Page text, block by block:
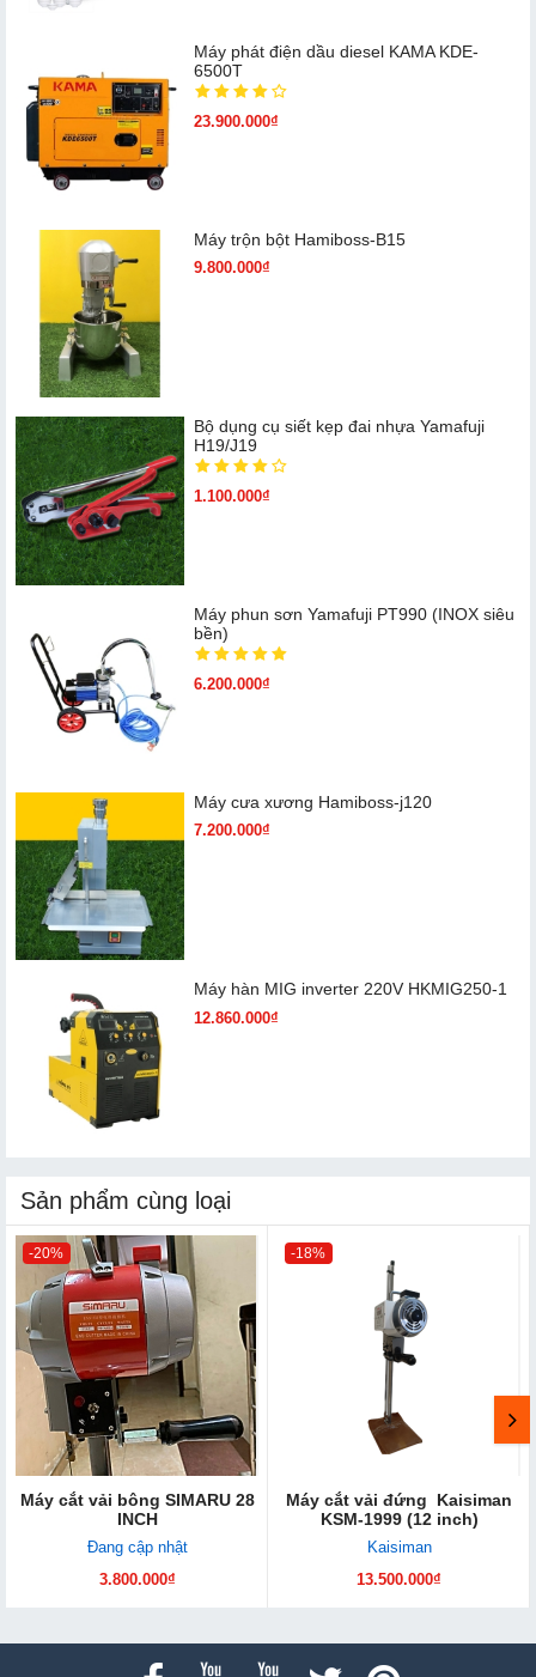
Máy phát điện dầu diesel KAMA KDE-
6500T
23.900.000₫
Máy trộn bột Hamiboss-B15
9.800.000₫
Bộ dụng cụ siết kẹp đai nhựa Yamafuji
H19/J19
1.100.000₫
Máy phun sơn Yamafuji PT990 (INOX siêu
bền)
6.200.000₫
Máy cưa xương Hamiboss-j120
7.200.000₫
Máy hàn MIG inverter 220V HKMIG250-1
12.860.000₫
Sản phẩm cùng loại
-20%
Máy cắt vải bông SIMARU 28
INCH
Đang cập nhật
3.800.000₫
-18%
Máy cắt vải đứng Kaisiman
KSM-1999 (12 inch)
Kaisiman
13.500.000₫